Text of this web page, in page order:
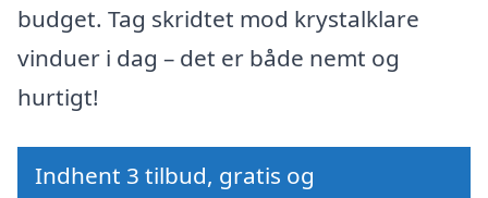
budget. Tag skridtet mod krystalklare
vinduer i dag – det er både nemt og
hurtigt!
Indhent 3 tilbud, gratis og